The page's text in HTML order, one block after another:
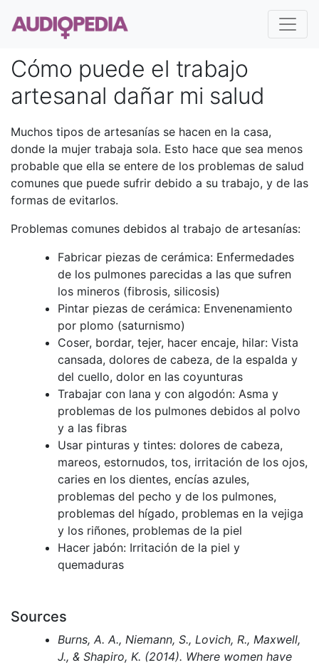
Cómo puede el trabajo
artesanal dañar mi salud
Muchos tipos de artesanías se hacen en la casa,
donde la mujer trabaja sola. Esto hace que sea menos
probable que ella se entere de los problemas de salud
comunes que puede sufrir debido a su trabajo, y de las
formas de evitarlos.
Problemas comunes debidos al trabajo de artesanías:
Fabricar piezas de cerámica: Enfermedades
de los pulmones parecidas a las que sufren
los mineros (fibrosis, silicosis)
Pintar piezas de cerámica: Envenenamiento
por plomo (saturnismo)
Coser, bordar, tejer, hacer encaje, hilar: Vista
cansada, dolores de cabeza, de la espalda y
del cuello, dolor en las coyunturas
Trabajar con lana y con algodón: Asma y
problemas de los pulmones debidos al polvo
y a las fibras
Usar pinturas y tintes: dolores de cabeza,
mareos, estornudos, tos, irritación de los ojos,
caries en los dientes, encías azules,
problemas del pecho y de los pulmones,
problemas del hígado, problemas en la vejiga
y los riñones, problemas de la piel
Hacer jabón: Irritación de la piel y
quemaduras
Sources
Burns, A. A., Niemann, S., Lovich, R., Maxwell,
J., & Shapiro, K. (2014). Where women have